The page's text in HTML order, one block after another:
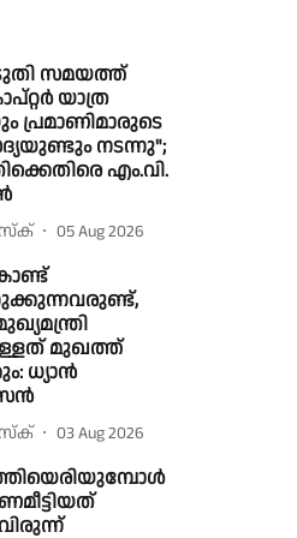
സമയത്ത്
യാത്ര
പ്രമാണിമാരുടെ
നടന്നു";
എം.വി.
05 Aug 2026
മുഖത്ത്
ധ്യാൻ
03 Aug 2026